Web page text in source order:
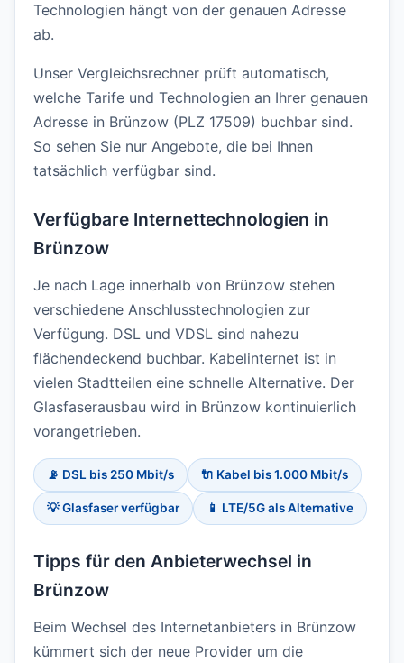
Technologien hängt von der genauen Adresse
ab.
Unser Vergleichsrechner prüft automatisch,
welche Tarife und Technologien an Ihrer genauen
Adresse in Brünzow (PLZ 17509) buchbar sind.
So sehen Sie nur Angebote, die bei Ihnen
tatsächlich verfügbar sind.
Verfügbare Internettechnologien in
Brünzow
Je nach Lage innerhalb von Brünzow stehen
verschiedene Anschlusstechnologien zur
Verfügung. DSL und VDSL sind nahezu
flächendeckend buchbar. Kabelinternet ist in
vielen Stadtteilen eine schnelle Alternative. Der
Glasfaserausbau wird in Brünzow kontinuierlich
vorangetrieben.
📡 DSL bis 250 Mbit/s 🔌 Kabel bis 1.000 Mbit/s
💡 Glasfaser verfügbar 📱 LTE/5G als Alternative
Tipps für den Anbieterwechsel in
Brünzow
Beim Wechsel des Internetanbieters in Brünzow
kümmert sich der neue Provider um die